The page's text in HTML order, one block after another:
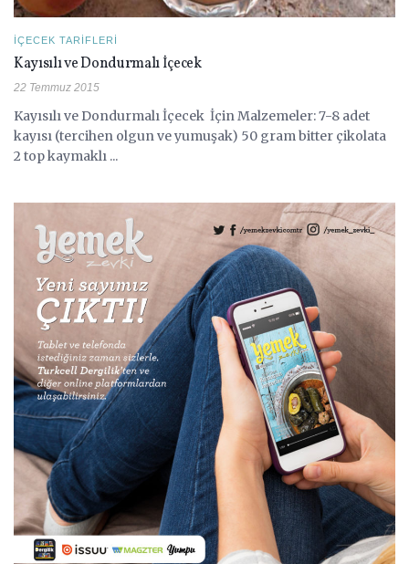
İÇECEK TARIFLERI
Kayısılı ve Dondurmalı İçecek
22 Temmuz 2015
Kayısılı ve Dondurmalı İçecek İçin Malzemeler: 7-8 adet
kayısı (tercihen olgun ve yumuşak) 50 gram bitter çikolata
2 top kaymaklı ...